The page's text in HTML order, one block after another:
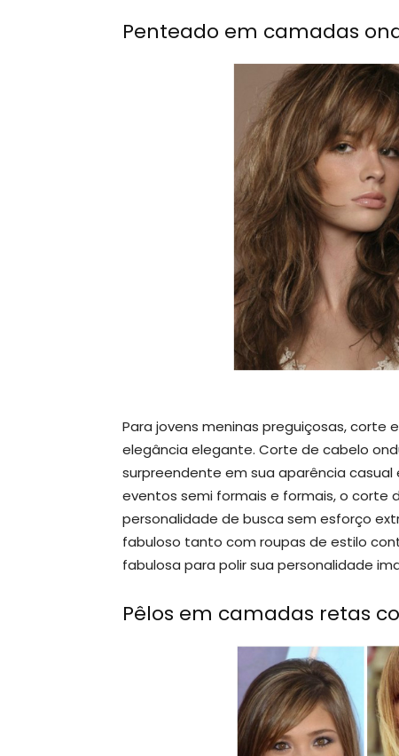
Penteado em camadas
Para jovens meninas preguiçosas,
elegância elegante. Corte de cabelo
surpreendente em sua aparência
eventos semi formais e formais, o corte
personalidade de busca sem esforço
fabuloso tanto com roupas de estilo
fabulosa para polir sua personalidade
Pêlos em camadas retas